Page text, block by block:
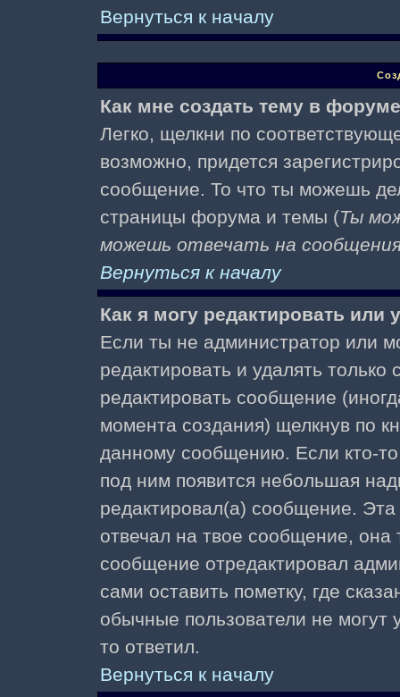
Вернуться к началу
Как мне создать тему в
Легко, щелкни по
возможно, придется
сообщение. То что ты можешь
страницы форума и темы (Ты
можешь отвечать на
Вернуться к началу
Как я могу редактировать или
Если ты не администратор или
редактировать и удалять
редактировать сообщение
момента создания) щелкнув по
данному сообщению. Если кто-
под ним появится небольшая
редактировал(а) сообщение. Эта
отвечал на твое сообщение, она
сообщение отредактировал
сами оставить пометку, где
обычные пользователи не могут
то ответил.
Вернуться к началу